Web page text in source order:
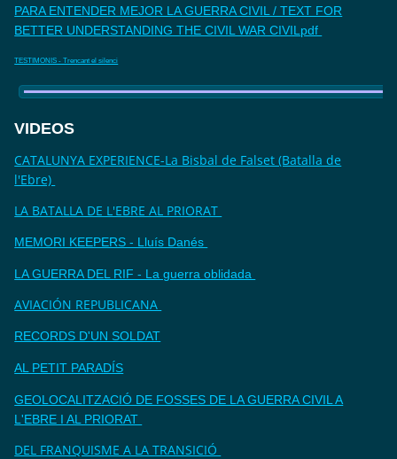
PARA ENTENDER MEJOR LA GUERRA CIVIL / TEXT FOR
BETTER UNDERSTANDING THE CIVIL WAR CIVILpdf
TESTIMONIS - Trencant el silenci
VIDEOS
CATALUNYA EXPERIENCE-La Bisbal de Falset (Batalla de
l'Ebre)
LA BATALLA DE L'EBRE AL PRIORAT
MEMORI KEEPERS - Lluís Danés
LA GUERRA DEL RIF - La guerra oblidada
AVIACIÓN REPUBLICANA
RECORDS D'UN SOLDAT
AL PETIT PARADÍS
GEOLOCALITZACIÓ DE FOSSES DE LA GUERRA CIVIL A
L'EBRE I AL PRIORAT
DEL FRANQUISME A LA TRANSICIÓ